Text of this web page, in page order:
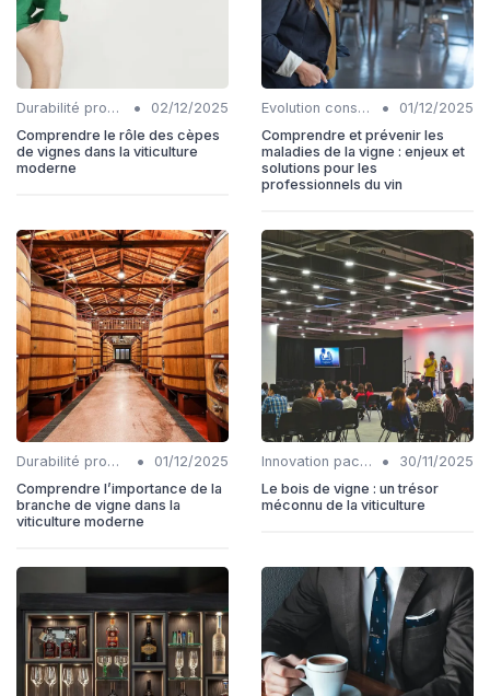
Durabilité production •
02/12/2025
Comprendre le rôle des cèpes
de vignes dans la viticulture
moderne
Evolution consommation •
01/12/2025
Comprendre et prévenir les
maladies de la vigne : enjeux et
solutions pour les
professionnels du vin
Durabilité production •
01/12/2025
Comprendre l’importance de la
branche de vigne dans la
viticulture moderne
Innovation packaging •
30/11/2025
Le bois de vigne : un trésor
méconnu de la viticulture